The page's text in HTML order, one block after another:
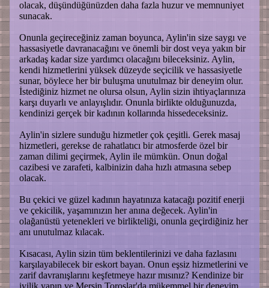
olacak, düşündüğünüzden daha fazla huzur ve memnuniyet
sunacak.
Onunla geçireceğiniz zaman boyunca, Aylin'in size saygı ve
hassasiyetle davranacağını ve önemli bir dost veya yakın bir
arkadaş kadar size yardımcı olacağını bileceksiniz. Aylin,
kendi hizmetlerini yüksek düzeyde seçicilik ve hassasiyetle
sunar, böylece her bir buluşma unutulmaz bir deneyim olur.
İstediğiniz hizmet ne olursa olsun, Aylin sizin ihtiyaçlarınıza
karşı duyarlı ve anlayışlıdır. Onunla birlikte olduğunuzda,
kendinizi gerçek bir kadının kollarında hissedeceksiniz.
Aylin'in sizlere sunduğu hizmetler çok çeşitli. Gerek masaj
hizmetleri, gerekse de rahatlatıcı bir atmosferde özel bir
zaman dilimi geçirmek, Aylin ile mümkün. Onun doğal
cazibesi ve zarafeti, kalbinizin daha hızlı atmasına sebep
olacak.
Bu çekici ve güzel kadının hayatınıza katacağı pozitif enerji
ve çekicilik, yaşamınızın her anına değecek. Aylin'in
olağanüstü yetenekleri ve birlikteliği, onunla geçirdiğiniz her
anı unutulmaz kılacak.
Kısacası, Aylin sizin tüm beklentilerinizi ve daha fazlasını
karşılayabilecek bir eskort bayan. Onun eşsiz hizmetlerini ve
zarif davranışlarını keşfetmeye hazır mısınız? Kendinize bir